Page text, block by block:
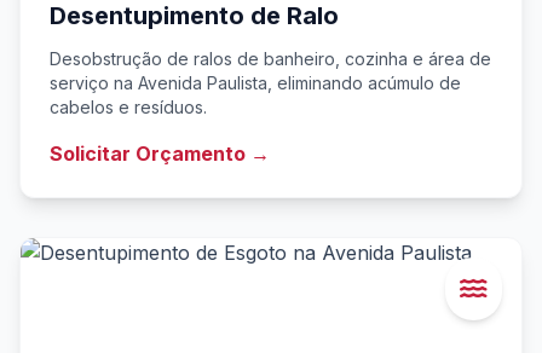
Desentupimento de Ralo
Desobstrução de ralos de banheiro, cozinha e área de
serviço na Avenida Paulista, eliminando acúmulo de
cabelos e resíduos.
Solicitar Orçamento →